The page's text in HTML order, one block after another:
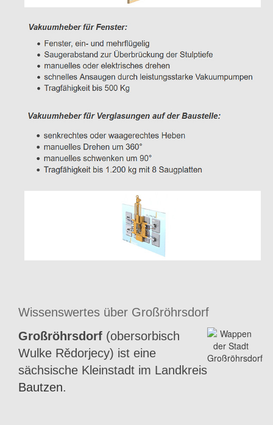
Wissenswertes über Großröhrsdorf
Großröhrsdorf (obersorbisch
Wulke Rědorjecy) ist eine
sächsische Kleinstadt im Landkreis
Bautzen.